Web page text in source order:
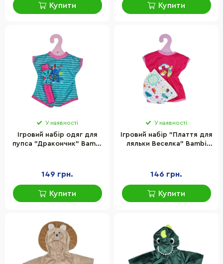
Купити Купити
У наявності
Ігровий набір одяг для
пупса "Дракончик" Bambi
149 грн.
Купити
У наявності
Ігровий набір "Плаття для
ляльки Веселка" Bambi
146 грн.
Купити